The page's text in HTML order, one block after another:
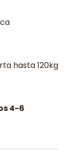
hasta 120kg
4-6